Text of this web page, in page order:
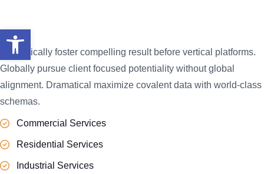
Abrir barra de herramientas
Constructions!
Dramatically foster compelling result before vertical platforms.
Globally pursue client focused potentiality without global
alignment. Dramatical maximize covalent data with world-class
schemas.
Commercial Services
Residential Services
Industrial Services